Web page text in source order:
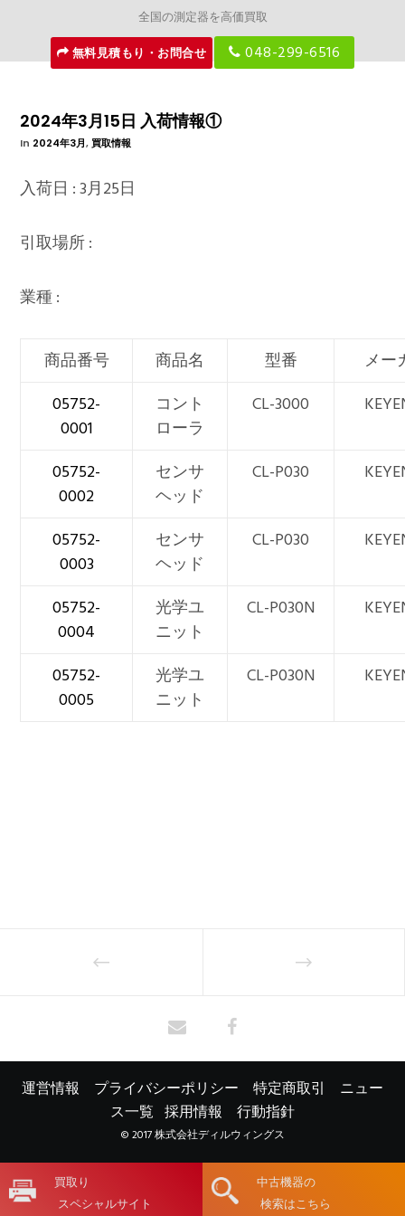
全国の測定器を高価買取
無料見積もり・お問合せ
048-299-6516
2024年3月15日 入荷情報①
In 2024年3月,買取情報
入荷日 : 3月25日
引取場所 :
業種 :
商品番号 商品名 型番
メー
05752-
0001
コント
ローラ
CL-3000
05752-
0002
センサ
ヘッド
CL-P030
05752-
0003
センサ
ヘッド
CL-P030
05752-
0004
光学ユ
ニット
CL-P030N
05752-
0005
光学ユ
ニット
CL-P030N
買取り
スペシャルサイト
中古機器の
検索はこちら
運営情報 プライバシーポリシー 特定商取引
ニュー
ス一覧 採用情報 行動指針
© 2017 株式会社ディルウィングス